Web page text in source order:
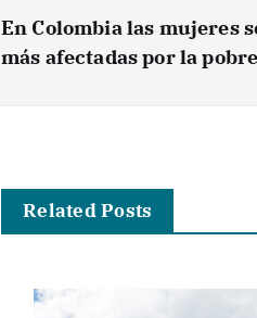
En Colombia las mujeres
más afectadas por la
Related Posts